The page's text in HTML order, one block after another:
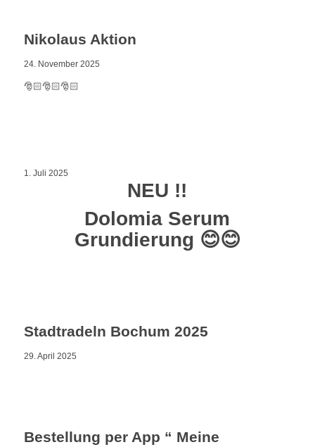
Nikolaus Aktion
24. November 2025
🎅🏻🎅🏻🎅🏻
1. Juli 2025
NEU !!
Dolomia Serum
Grundierung 😊😊
Stadtradeln Bochum 2025
29. April 2025
Bestellung per App “ Meine